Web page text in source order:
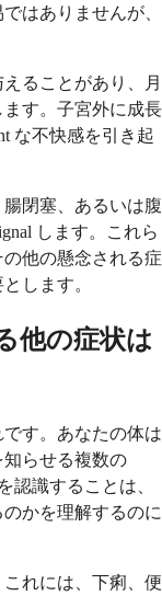
はありませんが、
ることがあり、月
す。子宮外に成長
な不快感を引き起
閉塞、あるいは腹
します。これら
の他の懸念される症
します。
他の症状は
す。あなたの体は
らせる複数の
認識することは、
かを理解するのに
れには、下痢、便